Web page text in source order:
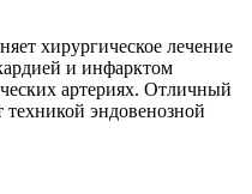
хирургическое лечение
и инфарктом
артериях. Отличный
техникой эндовенозной